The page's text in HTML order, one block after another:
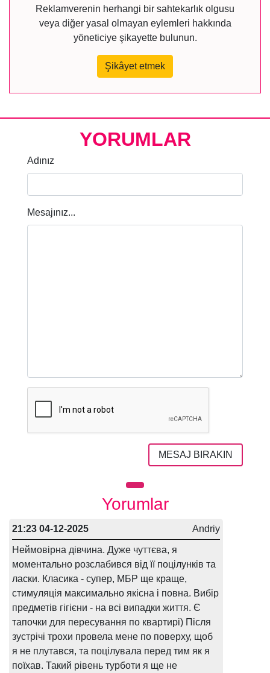
Reklamverenin herhangi bir sahtekarlık olgusu
veya diğer yasal olmayan eylemleri hakkında
yöneticiye şikayette bulunun.
Şikâyet etmek
YORUMLAR
Adınız
Mesajınız...
MESAJ BIRAKIN
Yorumlar
21:23 04-12-2025 Andriy
Неймовірна дівчина. Дуже чуттєва, я
моментально розслабився від її поцілунків та
ласки. Класика - супер, МБР ще краще,
стимуляція максимально якісна і повна. Вибір
предметів гігієни - на всі випадки життя. Є
тапочки для пересування по квартирі) Після
зустрічі трохи провела мене по поверху, щоб
я не плутався, та поцілувала перед тим як я
поїхав. Такий рівень турботи я ще не